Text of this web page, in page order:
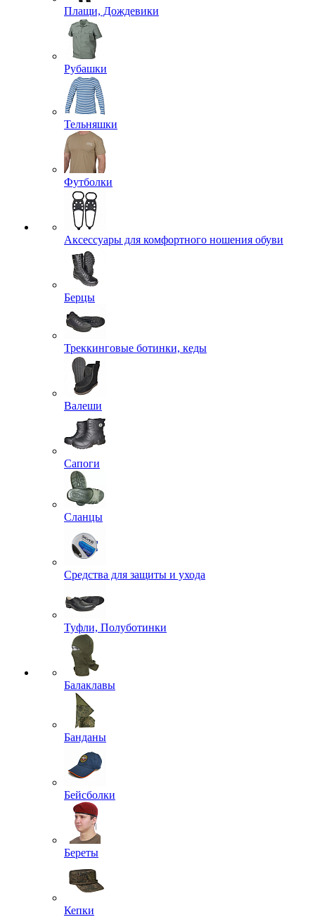
Плащи, Дождевики
Рубашки
Тельняшки
Футболки
Аксессуары для комфортного ношения обуви
Берцы
Треккинговые ботинки, кеды
Валеши
Сапоги
Сланцы
Средства для защиты и ухода
Туфли, Полуботинки
Балаклавы
Банданы
Бейсболки
Береты
Кепки